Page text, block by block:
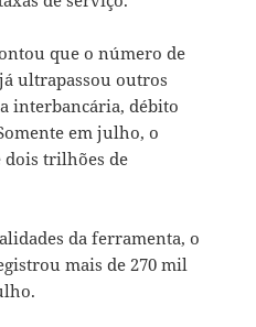
que o número de
ultrapassou outros
interbancária, débito
em julho, o
dois trilhões de
da ferramenta, o
mais de 270 mil